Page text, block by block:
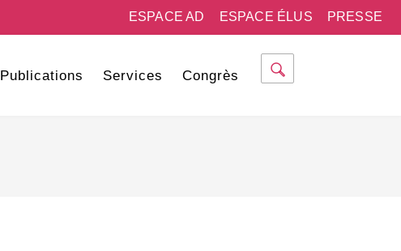
PRESSE
ESPACE ÉLUS
ESPACE AD
Publications Services Congrès